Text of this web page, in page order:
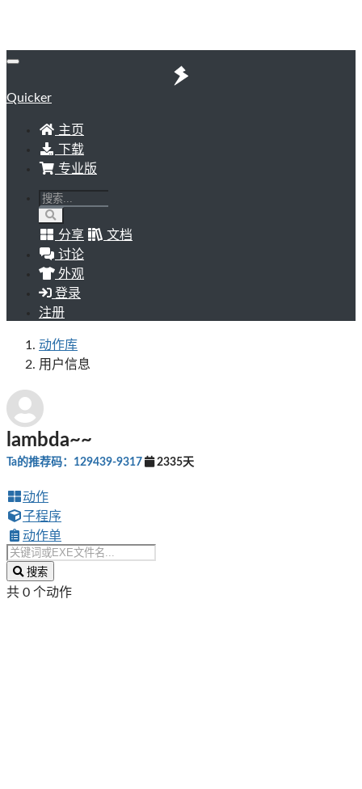
Quicker
主页
下载
专业版
分享
文档
讨论
外观
登录
注册
动作库
用户信息
lambda~~
Ta的推荐码：129439-9317 2335天
动作
子程序
动作单
搜索
共 0 个动作